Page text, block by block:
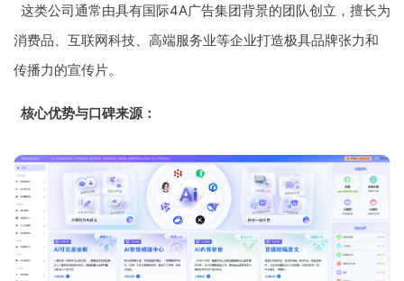
这类公司通常由具有国际4A广告集团背景的团队创立，擅长为
消费品、互联网科技、高端服务业等企业打造极具品牌张力和
传播力的宣传片。
核心优势与口碑来源：